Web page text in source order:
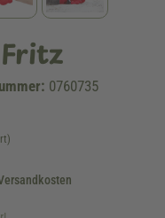
0760735